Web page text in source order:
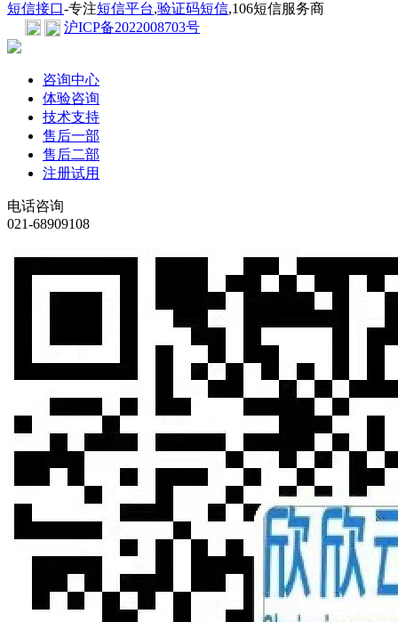
短信接口-专注短信平台,验证码短信,106短信服务商
沪ICP备2022008703号
咨询中心
体验咨询
技术支持
售后一部
售后二部
注册试用
电话咨询
021-68909108